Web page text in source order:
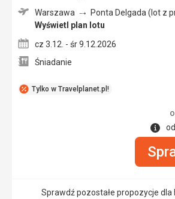
Tylko w Travelplanet.pl!
Warszawa
Ponta Delgada (lot z
Wyświetl plan lotu
cz 3.12. - śr 9.12.2026
Śniadanie
od
Sprawdź pozostałe propozycje dla